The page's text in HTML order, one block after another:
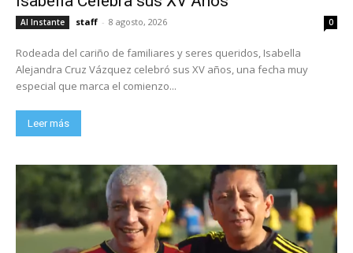
Al Instante staff - 8 agosto, 2026 0
Rodeada del cariño de familiares y seres queridos, Isabella
Alejandra Cruz Vázquez celebró sus XV años, una fecha muy
especial que marca el comienzo...
Leer más